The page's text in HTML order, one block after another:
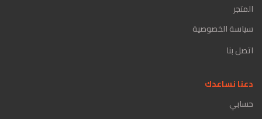
المتجر
سياسة الخصوصية
اتصل بنا
دعنا نساعدك
حسابي